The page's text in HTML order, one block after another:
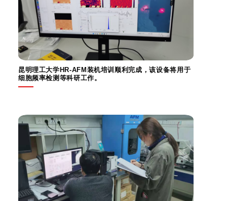
昆明理工大学HR-AFM装机培训顺利完成，该设备将用于
细胞频率检测等科研工作。